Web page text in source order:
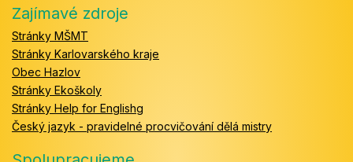
Zajímavé zdroje
Stránky MŠMT
Stránky Karlovarského kraje
Obec Hazlov
Stránky Ekoškoly
Stránky Help for Englishg
Český jazyk - pravidelné procvičování dělá mistry